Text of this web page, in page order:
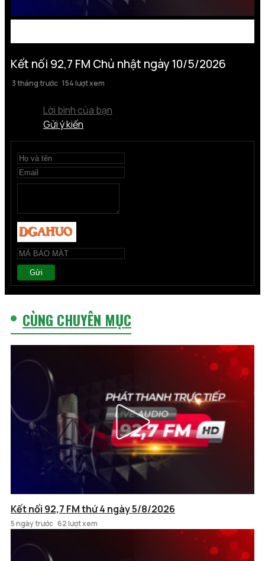
Kết nối 92,7 FM Chủ nhật ngày 10/5/2026
3 tháng trước 154 lượt xem
Lời bình của bạn
Gửi ý kiến
Gửi
CÙNG CHUYÊN MỤC
Kết nối 92,7 FM thứ 4 ngày 5/8/2026
5 ngày trước 62 lượt xem